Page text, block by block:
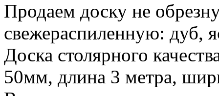
Продаем доску не
свежераспиленную: дуб,
Доска столярного
50мм, длина 3 метра,